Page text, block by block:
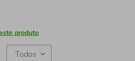
produto
Todos